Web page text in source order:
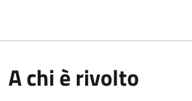
A chi è rivolto